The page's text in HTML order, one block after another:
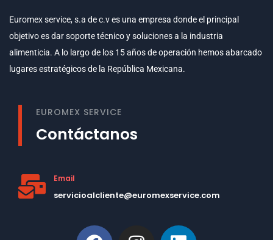
Euromex service, s.a de c.v es una empresa donde el principal
objetivo es dar soporte técnico y soluciones a la industria
alimenticia. A lo largo de los 15 años de operación hemos abarcado
lugares estratégicos de la República Mexicana.
EUROMEX SERVICE
Contáctanos
Email
servicioalcliente@euromexservice.com